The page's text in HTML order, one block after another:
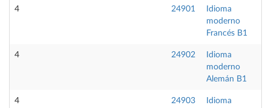
4 24901
Idioma
moderno
Francés B1
4 24902
Idioma
moderno
Alemán B1
4 24903
Idioma